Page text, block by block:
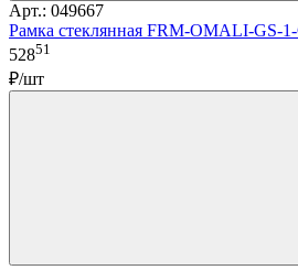
Арт.: 049667
Рамка стеклянная FRM-OMALI-GS-
52851
₽/шт